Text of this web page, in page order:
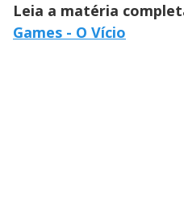
Leia a matéria
Games - O Vício